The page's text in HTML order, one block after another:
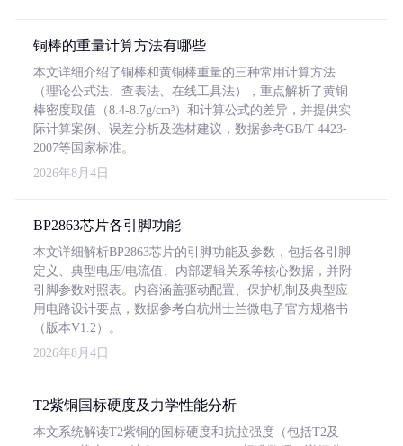
铜棒的重量计算方法有哪些
本文详细介绍了铜棒和黄铜棒重量的三种常用计算方法
（理论公式法、查表法、在线工具法），重点解析了黄铜
棒密度取值（8.4-8.7g/cm³）和计算公式的差异，并提供实
际计算案例、误差分析及选材建议，数据参考GB/T 4423-
2007等国家标准。
2026年8月4日
BP2863芯片各引脚功能
本文详细解析BP2863芯片的引脚功能及参数，包括各引脚
定义、典型电压/电流值、内部逻辑关系等核心数据，并附
引脚参数对照表。内容涵盖驱动配置、保护机制及典型应
用电路设计要点，数据参考自杭州士兰微电子官方规格书
（版本V1.2）。
2026年8月4日
T2紫铜国标硬度及力学性能分析
本文系统解读T2紫铜的国标硬度和抗拉强度（包括T2及